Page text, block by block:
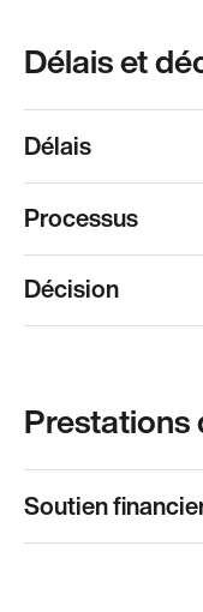
Délais et
Délais
Processus
Décision
Prestations
Soutien